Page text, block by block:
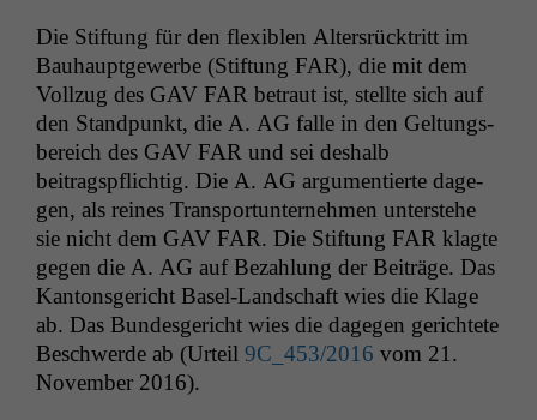
Die Stiftung für den flex­i­blen Alter­srück­tritt im
Bauhaupt­gewerbe (Stiftung FAR), die mit dem
Vol­lzug des GAV FAR betraut ist, stellte sich auf
den Stand­punkt, die A. AG falle in den Gel­tungs­
bere­ich des GAV FAR und sei deshalb
beitragspflichtig. Die A. AG argu­men­tierte dage­
gen, als reines Trans­portun­ternehmen unter­ste­he
sie nicht dem GAV FAR. Die Stiftung FAR klagte
gegen die A. AG auf Bezahlung der Beiträge. Das
Kan­ton­s­gericht Basel-Land­schaft wies die Klage
ab. Das Bun­des­gericht wies die dage­gen gerichtete
Beschw­erde ab (Urteil 9C_453/2016 vom 21.
Novem­ber 2016).